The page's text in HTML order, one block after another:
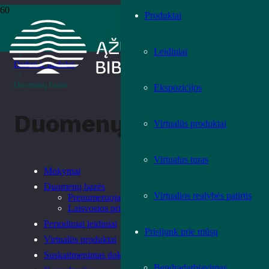
Produktai
Leidiniai
Ekspozicijos
Virtualūs produktai
Virtualus turas
Virtualios realybės patirtis
Prisijunk prie mūsų
Pradžia
›
Paslaugos
›
Darbui ir mokslui
›
Duomenų bazės
Duomenų bazės
Mokymai
Duomenų bazės
Prenumeruojamos ir terminuotos prieigos
Laisvosios prieigos
Periodiniai leidiniai
Virtualūs produktai
Suskaitmenintas dokumentinis paveldas